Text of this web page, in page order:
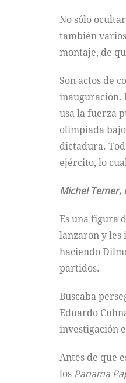
No sólo
también
montaje, de
Son actos de
inauguración.
usa la fuerza
olimpiada
dictadura.
ejército, lo
Michel Temer,
Es una figura
lanzaron y les
haciendo
partidos.
Buscaba
Eduardo
investigación
Antes de que
los Panama